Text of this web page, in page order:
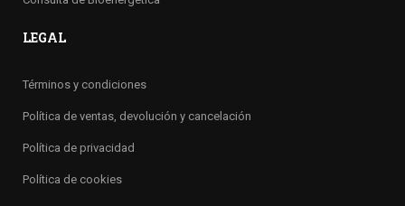
LEGAL
Términos y condiciones
Política de ventas, devolución y cancelación
Política de privacidad
Política de cookies